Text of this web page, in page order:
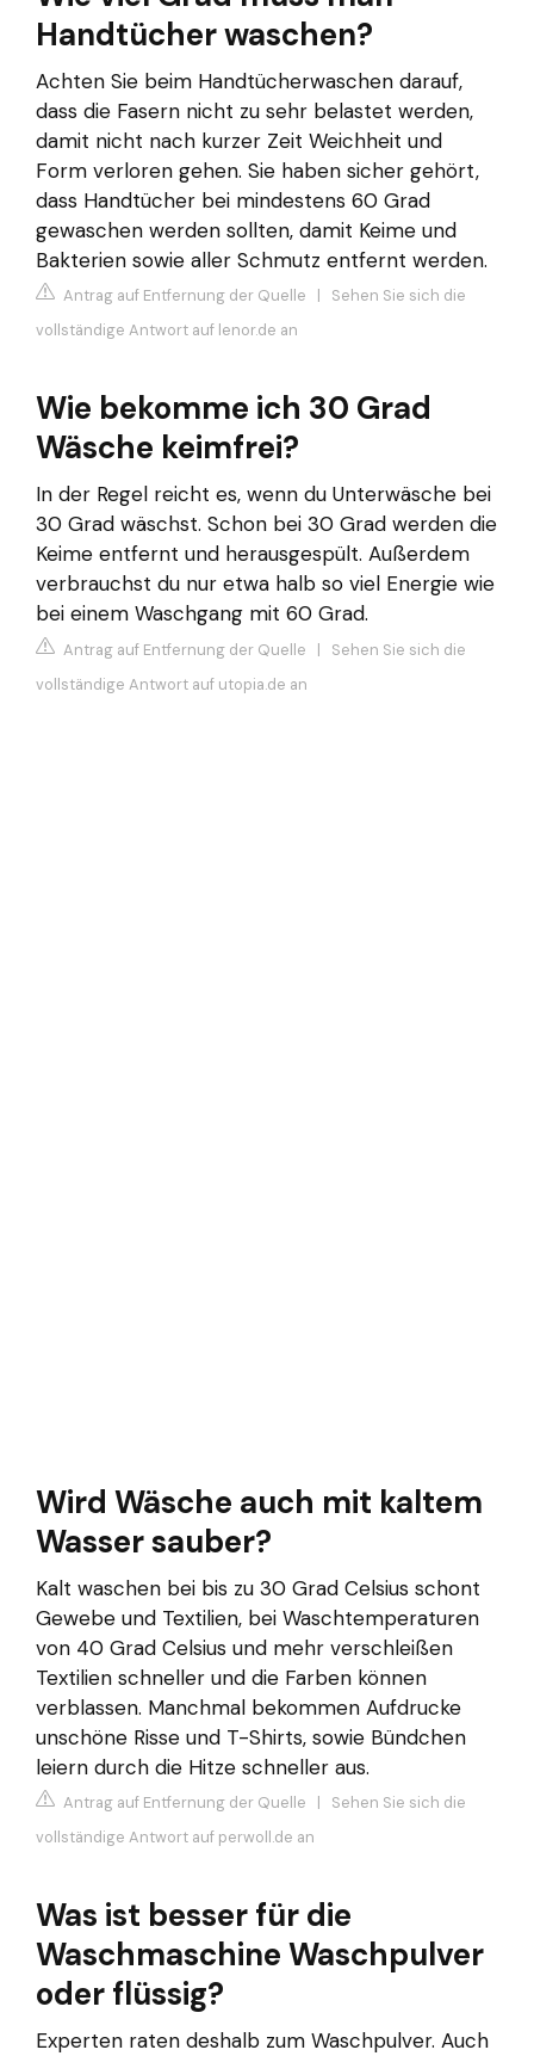
Handtücher waschen?
Achten Sie beim Handtücherwaschen darauf,
dass die Fasern nicht zu sehr belastet werden,
damit nicht nach kurzer Zeit Weichheit und
Form verloren gehen. Sie haben sicher gehört,
dass Handtücher bei mindestens 60 Grad
gewaschen werden sollten, damit Keime und
Bakterien sowie aller Schmutz entfernt werden.
Antrag auf Entfernung der Quelle | Sehen Sie sich die
vollständige Antwort auf lenor.de an
Wie bekomme ich 30 Grad
Wäsche keimfrei?
In der Regel reicht es, wenn du Unterwäsche bei
30 Grad wäschst. Schon bei 30 Grad werden die
Keime entfernt und herausgespült. Außerdem
verbrauchst du nur etwa halb so viel Energie wie
bei einem Waschgang mit 60 Grad.
Antrag auf Entfernung der Quelle | Sehen Sie sich die
vollständige Antwort auf utopia.de an
Wird Wäsche auch mit kaltem
Wasser sauber?
Kalt waschen bei bis zu 30 Grad Celsius schont
Gewebe und Textilien, bei Waschtemperaturen
von 40 Grad Celsius und mehr verschleißen
Textilien schneller und die Farben können
verblassen. Manchmal bekommen Aufdrucke
unschöne Risse und T-Shirts, sowie Bündchen
leiern durch die Hitze schneller aus.
Antrag auf Entfernung der Quelle | Sehen Sie sich die
vollständige Antwort auf perwoll.de an
Was ist besser für die
Waschmaschine Waschpulver
oder flüssig?
Experten raten deshalb zum Waschpulver. Auch